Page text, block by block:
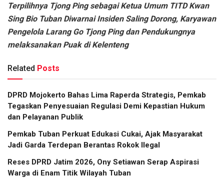
Terpilihnya Tjong Ping sebagai Ketua Umum TITD Kwan
Sing Bio Tuban Diwarnai Insiden Saling Dorong, Karyawan
Pengelola Larang Go Tjong Ping dan Pendukungnya
melaksanakan Puak di Kelenteng
Related Posts
DPRD Mojokerto Bahas Lima Raperda Strategis, Pemkab
Tegaskan Penyesuaian Regulasi Demi Kepastian Hukum
dan Pelayanan Publik
Pemkab Tuban Perkuat Edukasi Cukai, Ajak Masyarakat
Jadi Garda Terdepan Berantas Rokok Ilegal
Reses DPRD Jatim 2026, Ony Setiawan Serap Aspirasi
Warga di Enam Titik Wilayah Tuban